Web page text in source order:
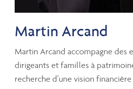
Martin Arcand
Martin Arcand accompagne des
dirigeants et familles à
recherche d’une vision